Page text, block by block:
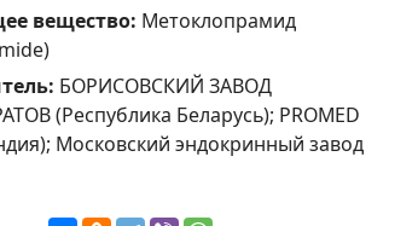
вещество: Метоклопрамид
БОРИСОВСКИЙ ЗАВОД
(Республика Беларусь); PROMED
Московский эндокринный завод